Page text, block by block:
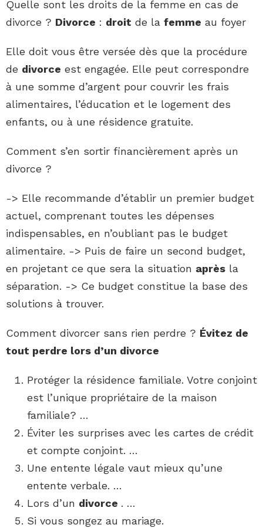
Quelle sont les droits de la femme en cas de
divorce ? Divorce : droit de la femme au foyer
Elle doit vous être versée dès que la procédure
de divorce est engagée. Elle peut correspondre
à une somme d’argent pour couvrir les frais
alimentaires, l’éducation et le logement des
enfants, ou à une résidence gratuite.
Comment s’en sortir financièrement après un
divorce ?
-> Elle recommande d’établir un premier budget
actuel, comprenant toutes les dépenses
indispensables, en n’oubliant pas le budget
alimentaire. -> Puis de faire un second budget,
en projetant ce que sera la situation après la
séparation. -> Ce budget constitue la base des
solutions à trouver.
Comment divorcer sans rien perdre ? Évitez de
tout perdre lors d’un divorce
Protéger la résidence familiale. Votre conjoint
est l’unique propriétaire de la maison
familiale? …
Éviter les surprises avec les cartes de crédit
et compte conjoint. …
Une entente légale vaut mieux qu’une
entente verbale. …
Lors d’un divorce . …
Si vous songez au mariage.